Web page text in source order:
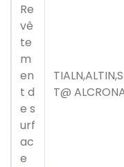
Re
vê
te
m
en
t d
e s
urf
ac
e
T@